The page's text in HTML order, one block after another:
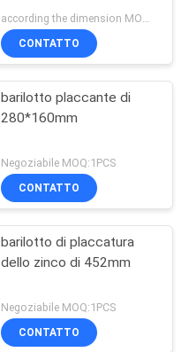
according the dimension MOQ:1PCS
CONTATTO
barilotto placcante di
280*160mm
Negoziabile MOQ:1PCS
CONTATTO
barilotto di placcatura
dello zinco di 452mm
Negoziabile MOQ:1PCS
CONTATTO